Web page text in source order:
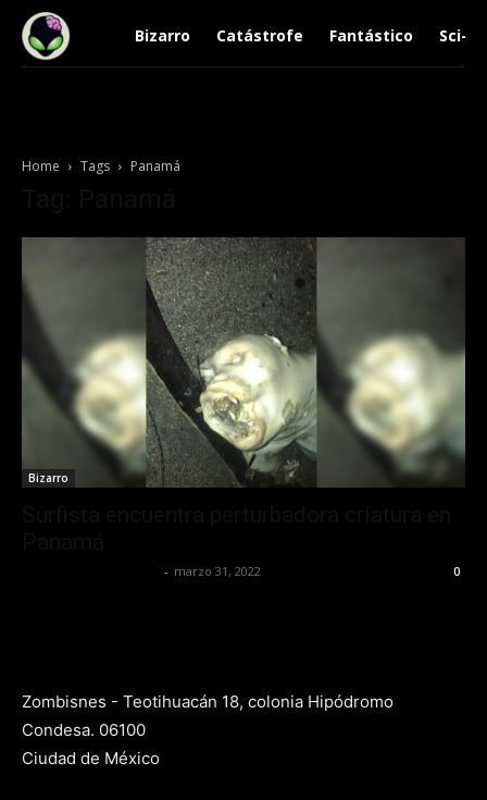
Bizarro Catástrofe Fantástico Sci-Fi
Home Tags Panamá
Bizarro
- marzo 31, 2022 0
Zombisnes - Teotihuacán 18, colonia Hipódromo
Condesa. 06100
Ciudad de México